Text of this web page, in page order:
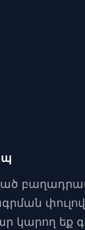
կարող եք